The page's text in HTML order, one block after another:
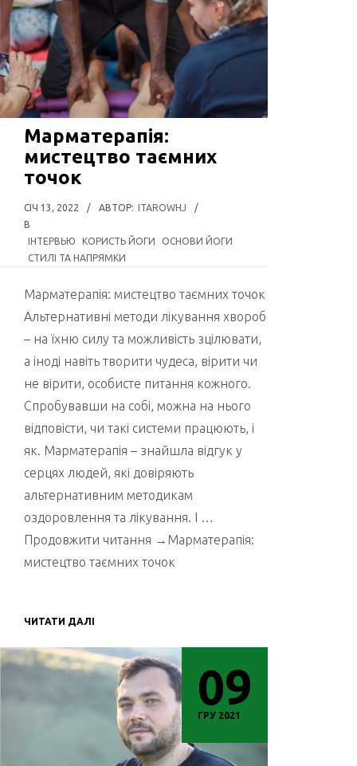
Марматерапія:
мистецтво таємних
точок
СІЧ 13, 2022 / АВТОР: ITAROWHJ
/
В
ІНТЕРВЬЮ
КОРИСТЬ ЙОГИ
ОСНОВИ ЙОГИ
СТИЛІ ТА НАПРЯМКИ
Марматерапія: мистецтво таємних точок
Альтернативні методи лікування хвороб
– на їхню силу та можливість зцілювати,
а іноді навіть творити чудеса, вірити чи
не вірити, особисте питання кожного.
Спробувавши на собі, можна на нього
відповісти, чи такі системи працюють, і
як. Марматерапія – знайшла відгук у
серцях людей, які довіряють
альтернативним методикам
оздоровлення та лікування. І …
Продовжити читання →Марматерапія:
мистецтво таємних точок
ЧИТАТИ ДАЛІ
09
ГРУ 2021